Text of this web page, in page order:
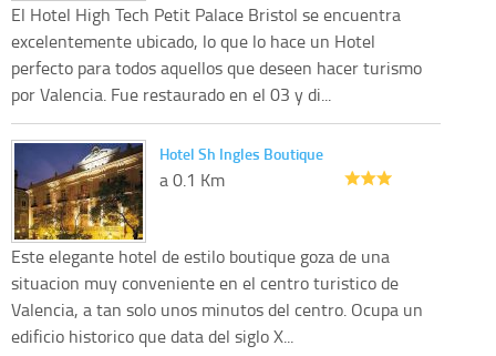
El Hotel High Tech Petit Palace Bristol se encuentra
excelentemente ubicado, lo que lo hace un Hotel
perfecto para todos aquellos que deseen hacer turismo
por Valencia. Fue restaurado en el 03 y di...
Hotel Sh Ingles Boutique
a 0.1 Km
Este elegante hotel de estilo boutique goza de una
situacion muy conveniente en el centro turistico de
Valencia, a tan solo unos minutos del centro. Ocupa un
edificio historico que data del siglo X...